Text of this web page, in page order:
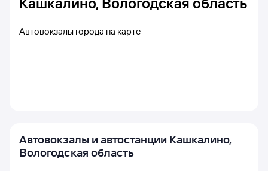
Автовокзалы города на карте
Автовокзалы и автостанции Кашкалино,
Вологодская область